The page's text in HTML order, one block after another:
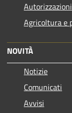
Autorizzazioni
Agricoltura e
NOVITÀ
Notizie
Comunicati
Avvisi